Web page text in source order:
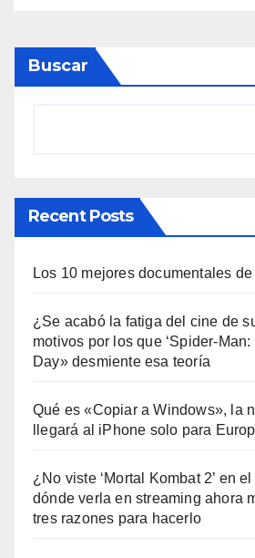
Buscar
Recent Posts
Los 10 mejores documentales
¿Se acabó la fatiga del cine de
motivos por los que ‘Spider-
Day» desmiente esa teoría
Qué es «Copiar a Windows», la
llegará al iPhone solo para
¿No viste ‘Mortal Kombat 2’ en
dónde verla en streaming ahora
tres razones para hacerlo